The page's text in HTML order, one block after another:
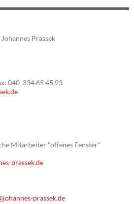
Prassek
040 334 65 45 93
Mitarbeiter "offenes Fenster"
prassek.de
prassek.de